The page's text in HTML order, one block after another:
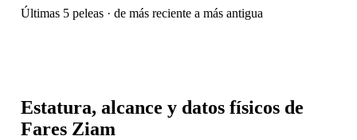
Últimas 5 peleas · de más reciente a más antigua
Estatura, alcance y datos físicos de
Fares Ziam